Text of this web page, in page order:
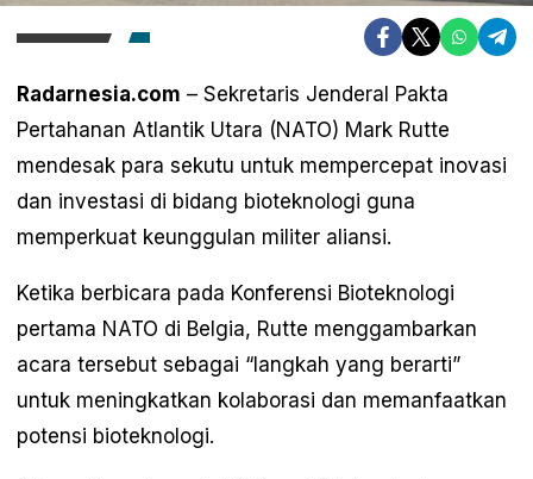
Radarnesia.com – Sekretaris Jenderal Pakta
Pertahanan Atlantik Utara (NATO) Mark Rutte
mendesak para sekutu untuk mempercepat inovasi
dan investasi di bidang bioteknologi guna
memperkuat keunggulan militer aliansi.
Ketika berbicara pada Konferensi Bioteknologi
pertama NATO di Belgia, Rutte menggambarkan
acara tersebut sebagai “langkah yang berarti”
untuk meningkatkan kolaborasi dan memanfaatkan
potensi bioteknologi.